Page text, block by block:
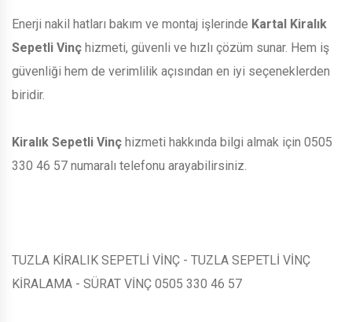
Enerji nakil hatları bakım ve montaj işlerinde Kartal Kiralık
Sepetli Vinç hizmeti, güvenli ve hızlı çözüm sunar. Hem iş
güvenliği hem de verimlilik açısından en iyi seçeneklerden
biridir.
Kiralık Sepetli Vinç hizmeti hakkında bilgi almak için 0505
330 46 57 numaralı telefonu arayabilirsiniz.
TUZLA KİRALIK SEPETLİ VİNÇ - TUZLA SEPETLİ VİNÇ
KİRALAMA - SÜRAT VİNÇ 0505 330 46 57